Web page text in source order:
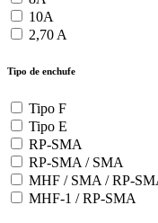
10A
2,70 A
Tipo de enchufe
Tipo F
Tipo E
RP-SMA
RP-SMA / SMA
MHF / SMA / RP-
MHF-1 / RP-SMA